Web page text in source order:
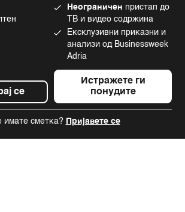
се
Неограничен пристап до
ТВ и видео содржина
Ексклузивни приказни и
анализи од Businessweek
Adria
Истражете ги
понудите
имате сметка? Пријавете се
L.P. All Rights Reserved. BLOOMBERG and the
are registered trademarks and service marks of
L.P. or its subsidiaries, displayed with permission
Adria is a Mtel Swiss SA Property
News CMS by Cubes